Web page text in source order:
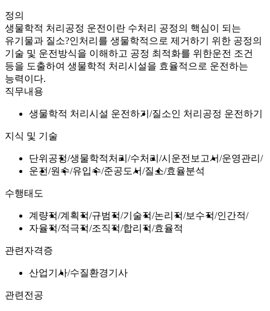
정의
생물학적 처리공정 운전이란 수처리 공정의 핵심이 되는
유기물과 질소?인처리를 생물학적으로 제거하기 위한 공정의
기술 및 운전방식을 이해하고 공정 최적화를 위한운전 조건
등을 도출하여 생물학적 처리시설을 효율적으로 운전하는
능력이다.
직무내용
생물학적 처리시설 운전하기 질소인 처리공정 운전하기
지식 및 기술
단위공정 생물학적처리 수처리 시운전보고서 운영관리
운전 원수 유입수 준공도서 질소 효율분석
수행태도
계량적 계획적 규범적 기술적 논리적 보수적 인간적
자율적 적극적 조직적 합리적 효율적
관련자격증
산업기사 수질환경기사
관련전공